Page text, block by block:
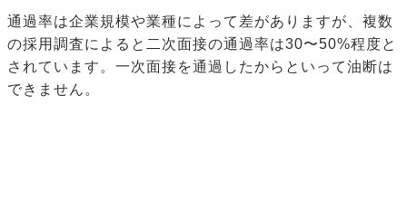
通過率は企業規模や業種によって差がありますが、複数
の採用調査によると二次面接の通過率は30〜50%程度と
されています。一次面接を通過したからといって油断は
できません。